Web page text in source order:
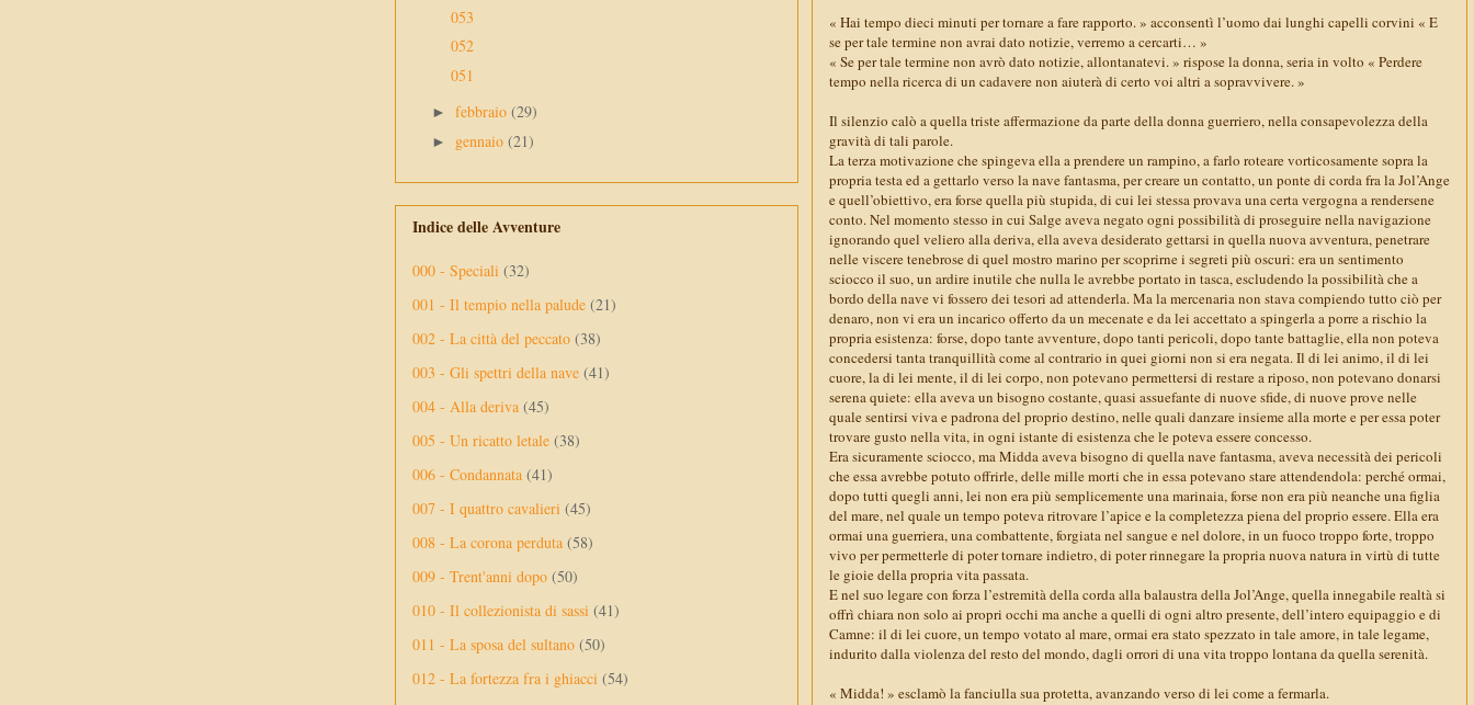
« Hai tempo dieci minuti per tornare a fare rapporto. » acconsentì l’uomo dai lunghi capelli corvini « E
se per tale termine non avrai dato notizie, verremo a cercarti… »
« Se per tale termine non avrò dato notizie, allontanatevi. » rispose la donna, seria in volto « Perdere
tempo nella ricerca di un cadavere non aiuterà di certo voi altri a sopravvivere. »
Il silenzio calò a quella triste affermazione da parte della donna guerriero, nella consapevolezza della
gravità di tali parole.
La terza motivazione che spingeva ella a prendere un rampino, a farlo roteare vorticosamente sopra la
propria testa ed a gettarlo verso la nave fantasma, per creare un contatto, un ponte di corda fra la Jol’Ange
e quell’obiettivo, era forse quella più stupida, di cui lei stessa provava una certa vergogna a rendersene
conto. Nel momento stesso in cui Salge aveva negato ogni possibilità di proseguire nella navigazione
ignorando quel veliero alla deriva, ella aveva desiderato gettarsi in quella nuova avventura, penetrare
nelle viscere tenebrose di quel mostro marino per scoprirne i segreti più oscuri: era un sentimento
sciocco il suo, un ardire inutile che nulla le avrebbe portato in tasca, escludendo la possibilità che a
bordo della nave vi fossero dei tesori ad attenderla. Ma la mercenaria non stava compiendo tutto ciò per
denaro, non vi era un incarico offerto da un mecenate e da lei accettato a spingerla a porre a rischio la
propria esistenza: forse, dopo tante avventure, dopo tanti pericoli, dopo tante battaglie, ella non poteva
concedersi tanta tranquillità come al contrario in quei giorni non si era negata. Il di lei animo, il di lei
cuore, la di lei mente, il di lei corpo, non potevano permettersi di restare a riposo, non potevano donarsi
serena quiete: ella aveva un bisogno costante, quasi assuefante di nuove sfide, di nuove prove nelle
quale sentirsi viva e padrona del proprio destino, nelle quali danzare insieme alla morte e per essa poter
trovare gusto nella vita, in ogni istante di esistenza che le poteva essere concesso.
Era sicuramente sciocco, ma Midda aveva bisogno di quella nave fantasma, aveva necessità dei pericoli
che essa avrebbe potuto offrirle, delle mille morti che in essa potevano stare attendendola: perché ormai,
dopo tutti quegli anni, lei non era più semplicemente una marinaia, forse non era più neanche una figlia
del mare, nel quale un tempo poteva ritrovare l’apice e la completezza piena del proprio essere. Ella era
ormai una guerriera, una combattente, forgiata nel sangue e nel dolore, in un fuoco troppo forte, troppo
vivo per permetterle di poter tornare indietro, di poter rinnegare la propria nuova natura in virtù di tutte
le gioie della propria vita passata.
E nel suo legare con forza l’estremità della corda alla balaustra della Jol’Ange, quella innegabile realtà si
offrì chiara non solo ai propri occhi ma anche a quelli di ogni altro presente, dell’intero equipaggio e di
Camne: il di lei cuore, un tempo votato al mare, ormai era stato spezzato in tale amore, in tale legame,
indurito dalla violenza del resto del mondo, dagli orrori di una vita troppo lontana da quella serenità.
« Midda! » esclamò la fanciulla sua protetta, avanzando verso di lei come a fermarla.
053
052
051
► febbraio (29)
► gennaio (21)
Indice delle Avventure
000 - Speciali (32)
001 - Il tempio nella palude (21)
002 - La città del peccato (38)
003 - Gli spettri della nave (41)
004 - Alla deriva (45)
005 - Un ricatto letale (38)
006 - Condannata (41)
007 - I quattro cavalieri (45)
008 - La corona perduta (58)
009 - Trent'anni dopo (50)
010 - Il collezionista di sassi (41)
011 - La sposa del sultano (50)
012 - La fortezza fra i ghiacci (54)